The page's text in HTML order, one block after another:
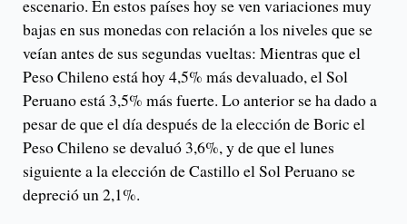
escenario. En estos países hoy se ven variaciones muy
bajas en sus monedas con relación a los niveles que se
veían antes de sus segundas vueltas: Mientras que el
Peso Chileno está hoy 4,5% más devaluado, el Sol
Peruano está 3,5% más fuerte. Lo anterior se ha dado a
pesar de que el día después de la elección de Boric el
Peso Chileno se devaluó 3,6%, y de que el lunes
siguiente a la elección de Castillo el Sol Peruano se
depreció un 2,1%.